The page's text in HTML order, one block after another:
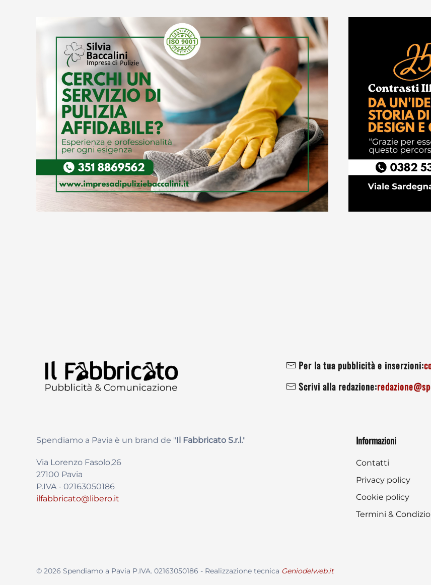
Per la tua pubblicità e inserzioni:
Scrivi alla redazione:
Spendiamo a Pavia è un brand de " Il Fabbricato S.r.l."
Via Lorenzo Fasolo,26
27100 Pavia
P.IVA - 02163050186
ilfabbricato@libero.it
Informazioni
Contatti
Privacy policy
Cookie policy
Termini &
© 2026 Spendiamo a Pavia P.IVA. 02163050186 - Realizzazione tecnica Geniodelweb.it